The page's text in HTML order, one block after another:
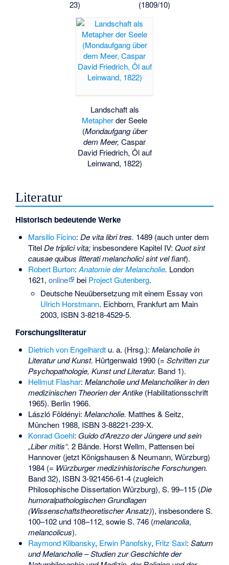
23) (1809/10)
Landschaft als
Metapherder Seele
(Mondaufgang über
dem Meer, Caspar
David Friedrich, Öl auf
Leinwand, 1822)
Literatur
Historisch bedeutende Werke
Marsilio Ficino: De vita libri tres. 1489 (auch unter dem
TitelDe triplici vita;insbesondere Kapitel IV: Quot sint
causae quibus litterati melancholici sint vel fiant).
Robert Burton: Anatomie der Melancholie. London
1621, online bei Project Gutenberg.
Deutsche Neuübersetzung mit einem Essay von
Ulrich Horstmann. Eichborn, Frankfurt am Main
2003, ISBN 3-8218-4529-5.
Forschungsliteratur
Dietrich von Engelhardtu. a. (Hrsg.): Melancholie in
Literatur und Kunst. Hürtgenwald 1990 (= Schriften zur
Psychopathologie, Kunst und Literatur. Band 1).
Hellmut Flashar: Melancholie und Melancholiker in den
medizinischen Theorien der Antike(Habilitationsschrift
1965). Berlin 1966.
László Földényi: Melancholie. Matthes & Seitz,
München 1988, ISBN 3-88221-239-X.
Konrad Goehl: Guido d’Arezzo der Jüngere und sein
„Liber mitis“. 2 Bände. Horst Wellm, Pattensen bei
Hannover (jetzt Königshausen & Neumann, Würzburg)
1984 (= Würzburger medizinhistorische Forschungen.
Band 32), ISBN 3-921456-61-4(zugleich
Philosophische Dissertation Würzburg), S. 99–115 (Die
humoralpathologischen Grundlagen
(Wissenschaftstheoretischer Ansatz)), insbesondere S.
100–102 und 108–112, sowie S. 746 (melancolia,
melancolicus).
Raymond Klibansky, Erwin Panofsky, Fritz Saxl: Saturn
und Melancholie – Studien zur Geschichte der